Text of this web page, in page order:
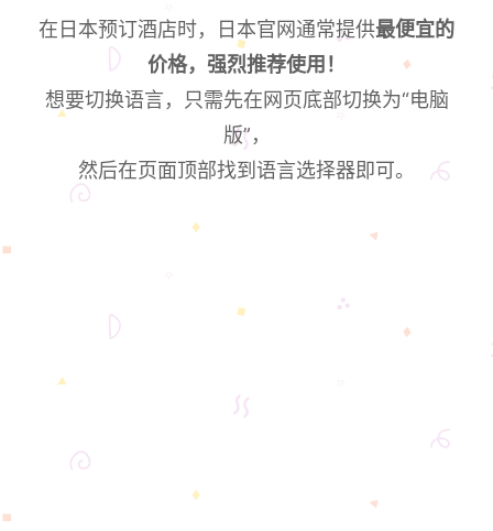
在日本预订酒店时，日本官网通常提供最便宜的
价格，强烈推荐使用！
想要切换语言，只需先在网页底部切换为“电脑
版”，
然后在页面顶部找到语言选择器即可。